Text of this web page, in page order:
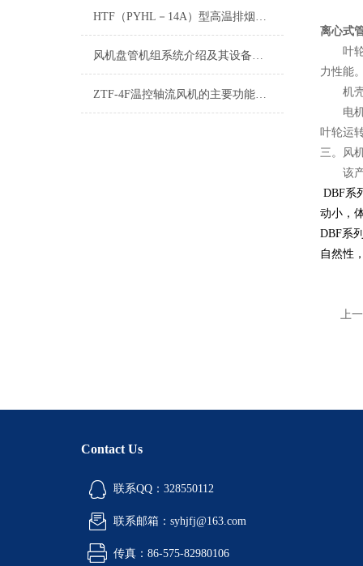
HTF（PYHL－14A）型高温排烟混流风机
风机盘管机组系统介绍及其设备维护
ZTF-4F温控轴流风机的主要功能介绍
离心式
叶轮
力性能
机壳
电机
叶轮运
三。风
该产
DBF系
动小，
DBF系
自然性
上
Contact Us
联系QQ：328550112
联系邮箱：syhjfj@163.com
传真：86-575-82980106